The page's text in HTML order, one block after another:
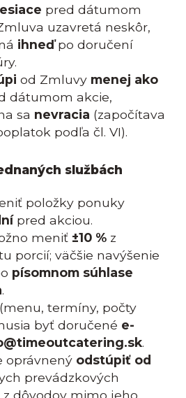
pred dátumom
uzavretá neskôr,
ihneďpo doručení
od Zmluvy menej ako
dátumom akcie,
sa nevracia (započítava
podľa čl. VI).
službách
položky ponuky
pred akciou.
meniť ±10 %z
porcií; väčšie navýšenie
písomnom súhlase
.
termíny, počty
byť doručené e-
.
oprávnený odstúpiť od
prevádzkových
dôvodov mimo jeho